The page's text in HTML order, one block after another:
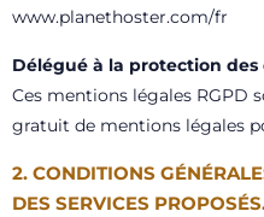
www.planethoster.com/fr
Délégué à la protection des
Ces mentions légales RGPD
gratuit de mentions légales
2. CONDITIONS
DES SERVICES